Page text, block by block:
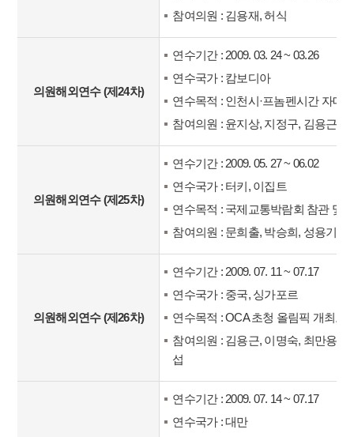
참여의원 : 김용재, 허식
의원해외연수 (제24차)
연수기간 : 2009. 03. 24 ~ 03.26
연수국가 : 캄보디아
연수목적 : 인천시·프놈펜시간 자매
참여의원 : 윤지상, 지정구, 김용근,
의원해외연수 (제25차)
연수기간 : 2009. 05. 27 ~ 06.02
연수국가 : 터키, 이집트
연수목적 : 국제교통박람회 참관 및
참여의원 : 문희출, 박승희, 성용기
의원해외연수 (제26차)
연수기간 : 2009. 07. 11 ~ 07.17
연수국가 : 중국, 싱가포르
연수목적 : OCA 초청 올림픽 개최도
참여의원 : 김용근, 이명숙, 최만용,
섭
연수기간 : 2009. 07. 14 ~ 07.17
연수국가 : 대만